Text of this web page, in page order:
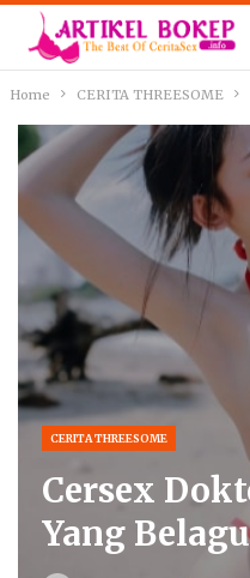
Home CERITA THREESOME
CERITA THREESOME
Cersex
Yang